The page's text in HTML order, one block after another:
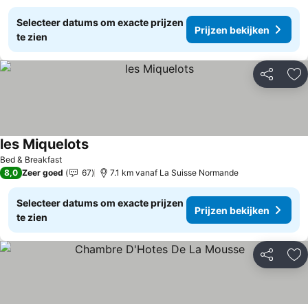
Selecteer datums om exacte prijzen
te zien
Prijzen bekijken
Delen
Bed & Breakfast
les Miquelots
8,0 Zeer goed 67 7.1 km vanaf La Suisse Normande
Selecteer datums om exacte prijzen
te zien
Prijzen bekijken
Delen